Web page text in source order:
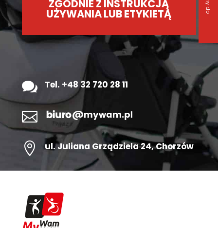
ZGODNIE Z INSTRUKCJĄ
UŻYWANIA LUB ETYKIETĄ
 Tel. +48 32 720 28 11

 ul.Juliana Grządziela 24, Chorzów